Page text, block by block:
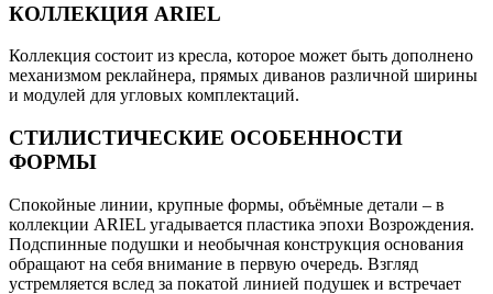
КОЛЛЕКЦИЯ ARIEL
Коллекция состоит из кресла, которое может быть дополнено
механизмом реклайнера, прямых диванов различной ширины
и модулей для угловых комплектаций.
СТИЛИСТИЧЕСКИЕ ОСОБЕННОСТИ
ФОРМЫ
Спокойные линии, крупные формы, объёмные детали – в
коллекции ARIEL угадывается пластика эпохи Возрождения.
Подспинные подушки и необычная конструкция основания
обращают на себя внимание в первую очередь. Взгляд
устремляется вслед за покатой линией подушек и встречает